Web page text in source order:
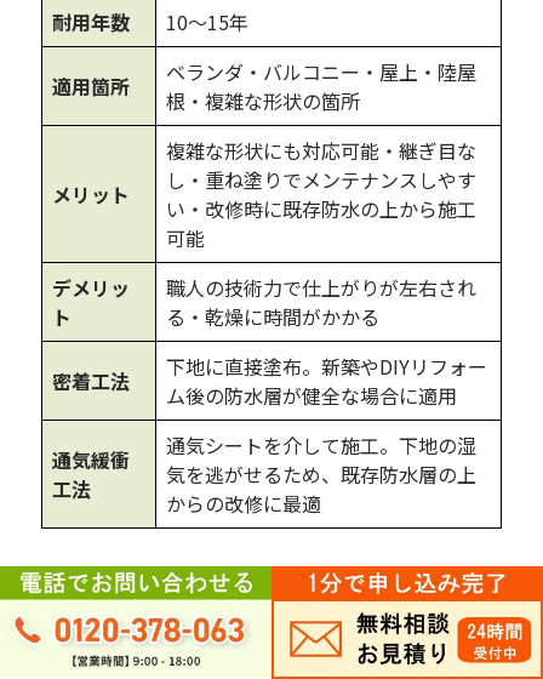
耐用年数
10〜15年
適用箇所
ベランダ・バルコニー・屋上・陸屋
根・複雑な形状の箇所
メリット
複雑な形状にも対応可能・継ぎ目な
し・重ね塗りでメンテナンスしやす
い・改修時に既存防水の上から施工
可能
デメリッ
ト
職人の技術力で仕上がりが左右され
る・乾燥に時間がかかる
密着工法
下地に直接塗布。新築やDIYリフォー
ム後の防水層が健全な場合に適用
通気緩衝
工法
通気シートを介して施工。下地の湿
気を逃がせるため、既存防水層の上
からの改修に最適
松戸市は江戸川沿いの高湿度環境のため、下地に湿気が溜ま
りやすい傾向があります。改修工事では通気緩衝工法が強く
推奨されます。密着工法だと下地の湿気で防水層が膨れるリ
スクがあります。